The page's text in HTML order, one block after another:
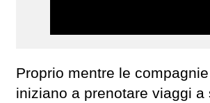
Proprio mentre le
iniziano a prenotare viaggi a